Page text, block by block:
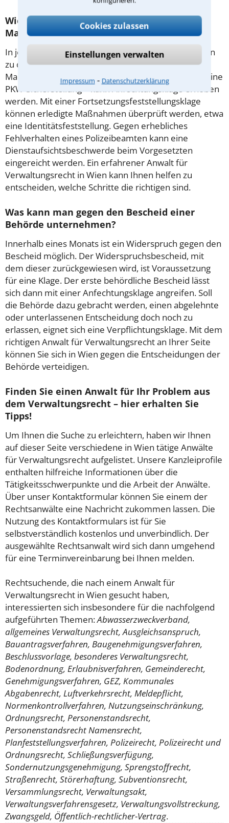
Cookies zulassen
Einstellungen verwalten
Impressum ⁃ Datenschutzerklärung
Wie wehrt man sich gegen polizeiliche
Maßnahmen?
In jedem Bundesland gibt es gesetzliche Vorschriften
zu den Befugnissen der Polizei. Gegen eine
Maßnahme, die sich noch nicht erledigt hat – etwa eine
PKW-Sicherstellung – kann Anfechtungsklage erhoben
werden. Mit einer Fortsetzungsfeststellungsklage
können erledigte Maßnahmen überprüft werden, etwa
eine Identitätsfeststellung. Gegen erhebliches
Fehlverhalten eines Polizeibeamten kann eine
Dienstaufsichtsbeschwerde beim Vorgesetzten
eingereicht werden. Ein erfahrener Anwalt für
Verwaltungsrecht in Wien kann Ihnen helfen zu
entscheiden, welche Schritte die richtigen sind.
Was kann man gegen den Bescheid einer
Behörde unternehmen?
Innerhalb eines Monats ist ein Widerspruch gegen den
Bescheid möglich. Der Widerspruchsbescheid, mit
dem dieser zurückgewiesen wird, ist Voraussetzung
für eine Klage. Der erste behördliche Bescheid lässt
sich dann mit einer Anfechtungsklage angreifen. Soll
die Behörde dazu gebracht werden, einen abgelehnte
oder unterlassenen Entscheidung doch noch zu
erlassen, eignet sich eine Verpflichtungsklage. Mit dem
richtigen Anwalt für Verwaltungsrecht an Ihrer Seite
können Sie sich in Wien gegen die Entscheidungen der
Behörde verteidigen.
Finden Sie einen Anwalt für Ihr Problem aus
dem Verwaltungsrecht – hier erhalten Sie
Tipps!
Um Ihnen die Suche zu erleichtern, haben wir Ihnen
auf dieser Seite verschiedene in Wien tätige Anwälte
für Verwaltungsrecht aufgelistet. Unsere Kanzleiprofile
enthalten hilfreiche Informationen über die
Tätigkeitsschwerpunkte und die Arbeit der Anwälte.
Über unser Kontaktformular können Sie einem der
Rechtsanwälte eine Nachricht zukommen lassen. Die
Nutzung des Kontaktformulars ist für Sie
selbstverständlich kostenlos und unverbindlich. Der
ausgewählte Rechtsanwalt wird sich dann umgehend
für eine Terminvereinbarung bei Ihnen melden.
Rechtsuchende, die nach einem Anwalt für
Verwaltungsrecht in Wien gesucht haben,
interessierten sich insbesondere für die nachfolgend
aufgeführten Themen:Abwasserzweckverband,
allgemeines Verwaltungsrecht, Ausgleichsanspruch,
Bauantragsverfahren, Baugenehmigungsverfahren,
Beschlussvorlage, besonderes Verwaltungsrecht,
Bodenordnung, Erlaubnisverfahren, Gemeinderecht,
Genehmigungsverfahren, GEZ, Kommunales
Abgabenrecht, Luftverkehrsrecht, Meldepflicht,
Normenkontrollverfahren, Nutzungseinschränkung,
Ordnungsrecht, Personenstandsrecht,
Personenstandsrecht Namensrecht,
Planfeststellungsverfahren, Polizeirecht, Polizeirecht und
Ordnungsrecht, Schließungsverfügung,
Sondernutzungsgenehmigung, Sprengstoffrecht,
Straßenrecht, Störerhaftung, Subventionsrecht,
Versammlungsrecht, Verwaltungsakt,
Verwaltungsverfahrensgesetz, Verwaltungsvollstreckung,
Zwangsgeld, Öffentlich-rechtlicher-Vertrag.